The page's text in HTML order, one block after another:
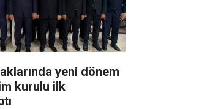
yeni dönem
kurulu ilk